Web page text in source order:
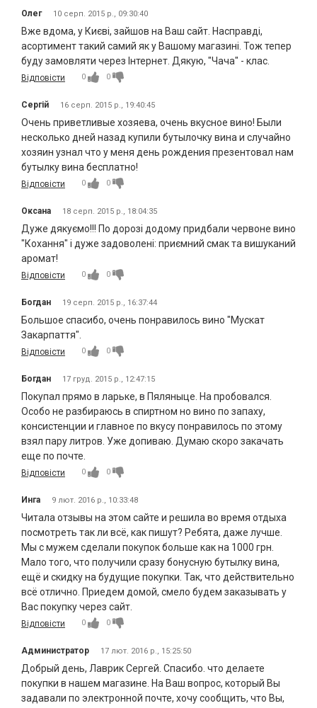
Олег 10 серп. 2015 р., 09:30:40
Вже вдома, у Києві, зайшов на Ваш сайт. Насправді,
асортимент такий самий як у Вашому магазині. Тож тепер
буду замовляти через Інтернет. Дякую, "Чача" - клас.
Відповісти 0 0
Сергій 16 серп. 2015 р., 19:40:45
Очень приветливые хозяева, очень вкусное вино! Были
несколько дней назад купили бутылочку вина и случайно
хозяин узнал что у меня день рождения презентовал нам
бутылку вина бесплатно!
Відповісти 0 0
Оксана 18 серп. 2015 р., 18:04:35
Дуже дякуємо!!! По дорозі додому придбали червоне вино
"Кохання" і дуже задоволені: приємний смак та вишуканий
аромат!
Відповісти 0 0
Богдан 19 серп. 2015 р., 16:37:44
Большое спасибо, очень понравилось вино "Мускат
Закарпаття".
Відповісти 0 0
Богдан 17 груд. 2015 р., 12:47:15
Покупал прямо в ларьке, в Пяляныце. На пробовался.
Особо не разбираюсь в спиртном но вино по запаху,
консистенции и главное по вкусу понравилось по этому
взял пару литров. Уже допиваю. Думаю скоро закачать
еще по почте.
Відповісти 0 0
Инга 9 лют. 2016 р., 10:33:48
Читала отзывы на этом сайте и решила во время отдыха
посмотреть так ли всё, как пишут? Ребята, даже лучше.
Мы с мужем сделали покупок больше как на 1000 грн.
Мало того, что получили сразу бонусную бутылку вина,
ещё и скидку на будущие покупки. Так, что действительно
всё отлично. Приедем домой, смело будем заказывать у
Вас покупку через сайт.
Відповісти 0 0
Администратор 17 лют. 2016 р., 15:25:50
Добрый день, Лаврик Сергей. Спасибо. что делаете
покупки в нашем магазине. На Ваш вопрос, который Вы
задавали по электронной почте, хочу сообщить, что Вы,